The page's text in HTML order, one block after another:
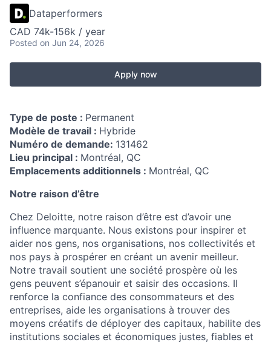
Dataperformers
CAD 74k-156k / year
Posted on Jun 24, 2026
Apply now
Type de poste : Permanent
Modèle de travail : Hybride
Numéro de demande: 131462
Lieu principal : Montréal, QC
Emplacements additionnels : Montréal, QC
Notre raison d’être
Chez Deloitte, notre raison d’être est d’avoir une
influence marquante. Nous existons pour inspirer et
aider nos gens, nos organisations, nos collectivités et
nos pays à prospérer en créant un avenir meilleur.
Notre travail soutient une société prospère où les
gens peuvent s’épanouir et saisir des occasions. Il
renforce la confiance des consommateurs et des
entreprises, aide les organisations à trouver des
moyens créatifs de déployer des capitaux, habilite des
institutions sociales et économiques justes, fiables et